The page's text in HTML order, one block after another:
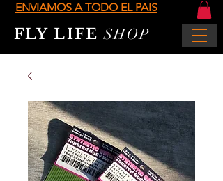
ENVIAMOS A TODO EL PAIS
FLY LIFESHOP